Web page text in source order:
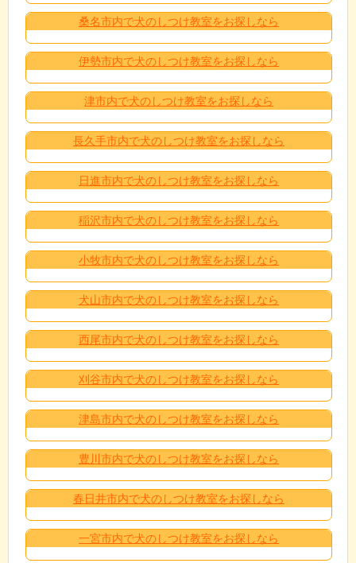
桑名市内で犬のしつけ教室をお探しなら
伊勢市内で犬のしつけ教室をお探しなら
津市内で犬のしつけ教室をお探しなら
長久手市内で犬のしつけ教室をお探しなら
日進市内で犬のしつけ教室をお探しなら
稲沢市内で犬のしつけ教室をお探しなら
小牧市内で犬のしつけ教室をお探しなら
犬山市内で犬のしつけ教室をお探しなら
西尾市内で犬のしつけ教室をお探しなら
刈谷市内で犬のしつけ教室をお探しなら
津島市内で犬のしつけ教室をお探しなら
豊川市内で犬のしつけ教室をお探しなら
春日井市内で犬のしつけ教室をお探しなら
一宮市内で犬のしつけ教室をお探しなら